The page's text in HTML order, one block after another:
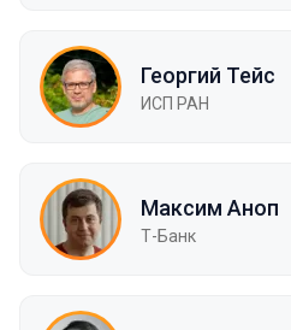
Георгий Тейс
ИСП РАН
Максим Аноп
Т-Банк